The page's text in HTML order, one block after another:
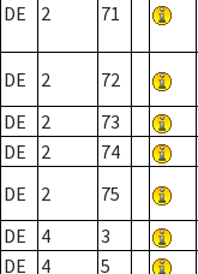
DE 2 71
DE 2 72
DE
2 73
DE
2 74
DE
2 75
DE
4 3
DE
4 5